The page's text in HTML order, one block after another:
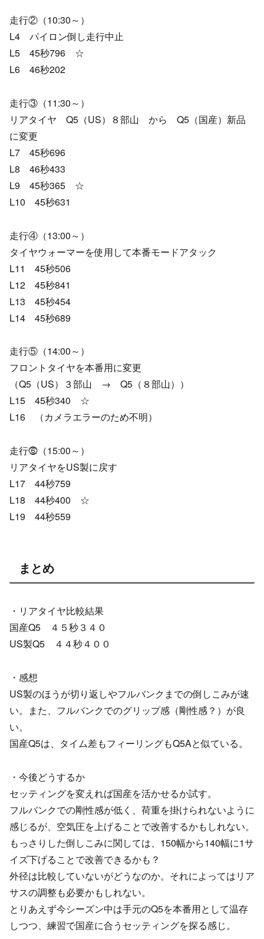
走行②（10:30～）
L4 パイロン倒し走行中止
L5 45秒796 ☆
L6 46秒202
走行③（11:30～）
リアタイヤ Q5（US）８部山 から Q5（国産）新品
に変更
L7 45秒696
L8 46秒433
L9 45秒365 ☆
L10 45秒631
走行④（13:00～）
タイヤウォーマーを使用して本番モードアタック
L11 45秒506
L12 45秒841
L13 45秒454
L14 45秒689
走行⑤（14:00～）
フロントタイヤを本番用に変更
（Q5（US）３部山 → Q5（８部山））
L15 45秒340 ☆
L16 （カメラエラーのため不明）
走行⓺（15:00～）
リアタイヤをUS製に戻す
L17 44秒759
L18 44秒400 ☆
L19 44秒559
まとめ
・リアタイヤ比較結果
国産Q5 ４５秒３４０
US製Q5 ４４秒４００
・感想
US製のほうが切り返しやフルバンクまでの倒しこみが速
い。また、フルバンクでのグリップ感（剛性感？）が良
い。
国産Q5は、タイム差もフィーリングもQ5Aと似ている。
・今後どうするか
セッティングを変えれば国産を活かせるか試す。
フルバンクでの剛性感が低く、荷重を掛けられないように
感じるが、空気圧を上げることで改善するかもしれない。
もっさりした倒しこみに関しては、150幅から140幅に1サ
イズ下げることで改善できるかも？
外径は比較していないがどうなのか。それによってはリア
サスの調整も必要かもしれない。
とりあえず今シーズン中は手元のQ5を本番用として温存
しつつ、練習で国産に合うセッティングを探る感じ。